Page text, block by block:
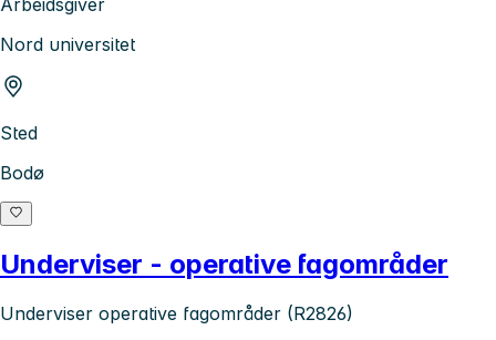
Nord universitet
Sted
Bodø
Underviser - operative fagområder
Underviser operative fagområder (R2826)